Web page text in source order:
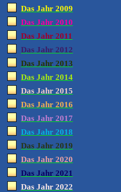
Das Jahr 2009
Das Jahr 2010
Das Jahr 2011
Das Jahr 2012
Das Jahr 2013
Das Jahr 2014
Das Jahr 2015
Das Jahr 2016
Das Jahr 2017
Das Jahr 2018
Das Jahr 2019
Das Jahr 2020
Das Jahr 2021
Das Jahr 2022